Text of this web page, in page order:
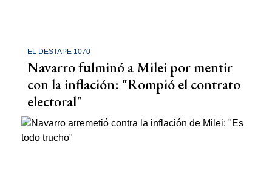
EL DESTAPE 1070
Navarro fulminó a Milei por mentir
con la inflación: "Rompió el contrato
electoral"